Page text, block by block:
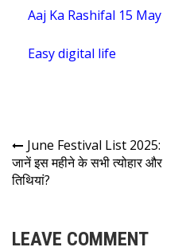
Aaj Ka Rashifal 15 May
Easy digital life
June Festival List 2025:
जानें इस महीने के सभी त्योहार और
तिथियां?
LEAVE COMMENT